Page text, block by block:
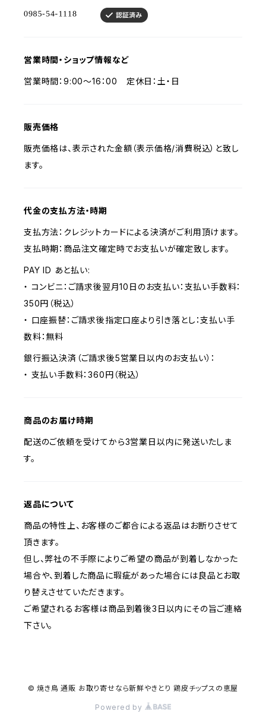
営業時間・ショップ情報など
営業時間：9:00～16：00 定休日：土・日
販売価格
販売価格は、表示された金額（表示価格/消費税込）と致し
ます。
代金の支払方法・時期
支払方法：クレジットカードによる決済がご利用頂けます。
支払時期：商品注文確定時でお支払いが確定致します。
PAY ID あと払い:
・ コンビニ：ご請求後翌月10日のお支払い：支払い手数料：
350円（税込）
・ 口座振替：ご請求後指定口座より引き落とし：支払い手
数料：無料
銀行振込決済（ご請求後5営業日以内のお支払い）：
・ 支払い手数料：360円（税込）
商品のお届け時期
配送のご依頼を受けてから3営業日以内に発送いたしま
す。
返品について
商品の特性上、お客様のご都合による返品はお断りさせて
頂きます。
但し、弊社の不手際によりご希望の商品が到着しなかった
場合や、到着した商品に瑕疵があった場合には良品とお取
り替えさせていただきます。
ご希望されるお客様は商品到着後3日以内にその旨ご連絡
下さい。
© 焼き鳥 通販 お取り寄せなら新鮮やきとり 鶏皮チップスの恵屋
Powered by